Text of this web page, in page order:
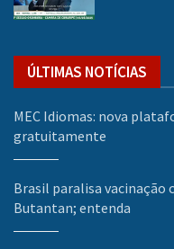
ÚLTIMAS NOTÍCIAS
MEC Idiomas: nova
gratuitamente
Brasil paralisa vacinação
Butantan; entenda